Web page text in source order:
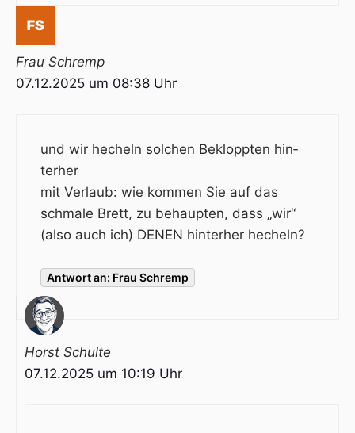
Frau Schremp
07.12.2025 um 08:38 Uhr
und wir hecheln sol­chen Bekloppten hin­
ter­her
mit Verlaub: wie kommen Sie auf das
schmale Brett, zu behaupten, dass „wir“
(also auch ich) DENEN hinterher hecheln?
Antwort an: Frau Schremp
Horst Schulte
07.12.2025 um 10:19 Uhr